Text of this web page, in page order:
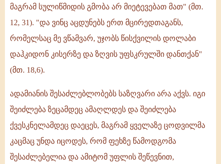
მაგრამ სულიწმიდის გმობა არ მიეტევებათ მათ" (მთ.
12, 31). "და ვინც აცდუნებს ერთ მცირედთაგანს,
რომელსაც მე ვწამვარ, უჯობს წისქვილის დოლაბი
დაჰკიდონ კისერზე და ზღვის უფსკრულში დანთქან"
(მთ. 18,6).
ადამიანის შესაძლებლობებს საზღვარი არა აქვს. იგი
შეიძლება ზეცამდეც ამაღლდეს და შეიძლება
ქვესკნელამდეც დაეცეს, მაგრამ ყველაზე ცოდვილმა
კაცმაც უნდა იცოდეს, რომ ფეხზე წამოდგომა
შესაძლებელია და ამიტომ უფლის შეწევნით,